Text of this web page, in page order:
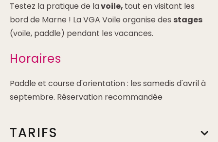
Testez la pratique de lavoile, tout en visitant les
bord de Marne ! La VGA Voile organise des stages
(voile, paddle) pendant les vacances.
Horaires
Paddle et course d'orientation : les samedis d'avril à
septembre. Réservation recommandée
TARIFS